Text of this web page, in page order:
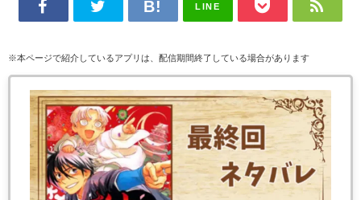
LINE
※本ページで紹介しているアプリは、配信期間終了している場合があります